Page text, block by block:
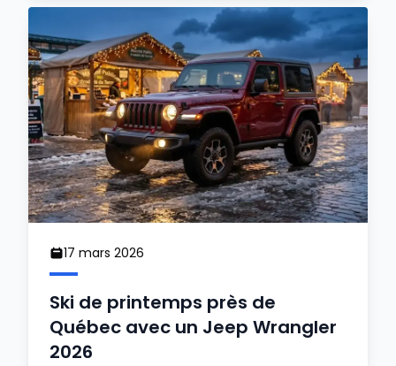
17 mars 2026
Ski de printemps près de
Québec avec un Jeep Wrangler
2026